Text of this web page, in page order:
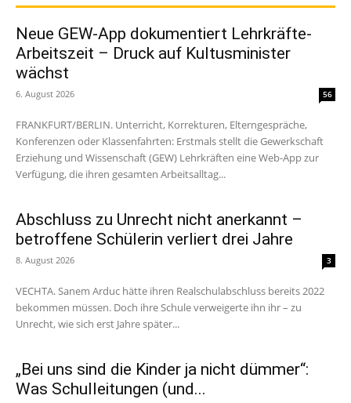
Neue GEW-App dokumentiert Lehrkräfte-
Arbeitszeit – Druck auf Kultusminister
wächst
6. August 2026 56
FRANKFURT/BERLIN. Unterricht, Korrekturen, Elterngespräche,
Konferenzen oder Klassenfahrten: Erstmals stellt die Gewerkschaft
Erziehung und Wissenschaft (GEW) Lehrkräften eine Web-App zur
Verfügung, die ihren gesamten Arbeitsalltag...
Abschluss zu Unrecht nicht anerkannt –
betroffene Schülerin verliert drei Jahre
8. August 2026 3
VECHTA. Sanem Arduc hätte ihren Realschulabschluss bereits 2022
bekommen müssen. Doch ihre Schule verweigerte ihn ihr – zu
Unrecht, wie sich erst Jahre später...
„Bei uns sind die Kinder ja nicht dümmer“:
Was Schulleitungen (und...